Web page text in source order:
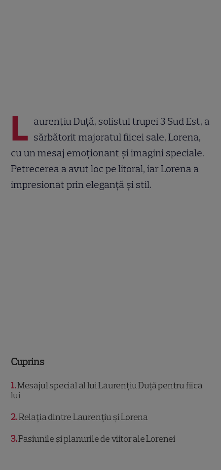
L aurențiu Duță, solistul trupei 3 Sud Est, a
sărbătorit majoratul fiicei sale, Lorena,
cu un mesaj emoționant și imagini speciale.
Petrecerea a avut loc pe litoral, iar Lorena a
impresionat prin eleganță și stil.
Cuprins
1 Mesajul special al lui Laurențiu Duță pentru fiica
lui
2 Relația dintre Laurențiu și Lorena
3 Pasiunile și planurile de viitor ale Lorenei